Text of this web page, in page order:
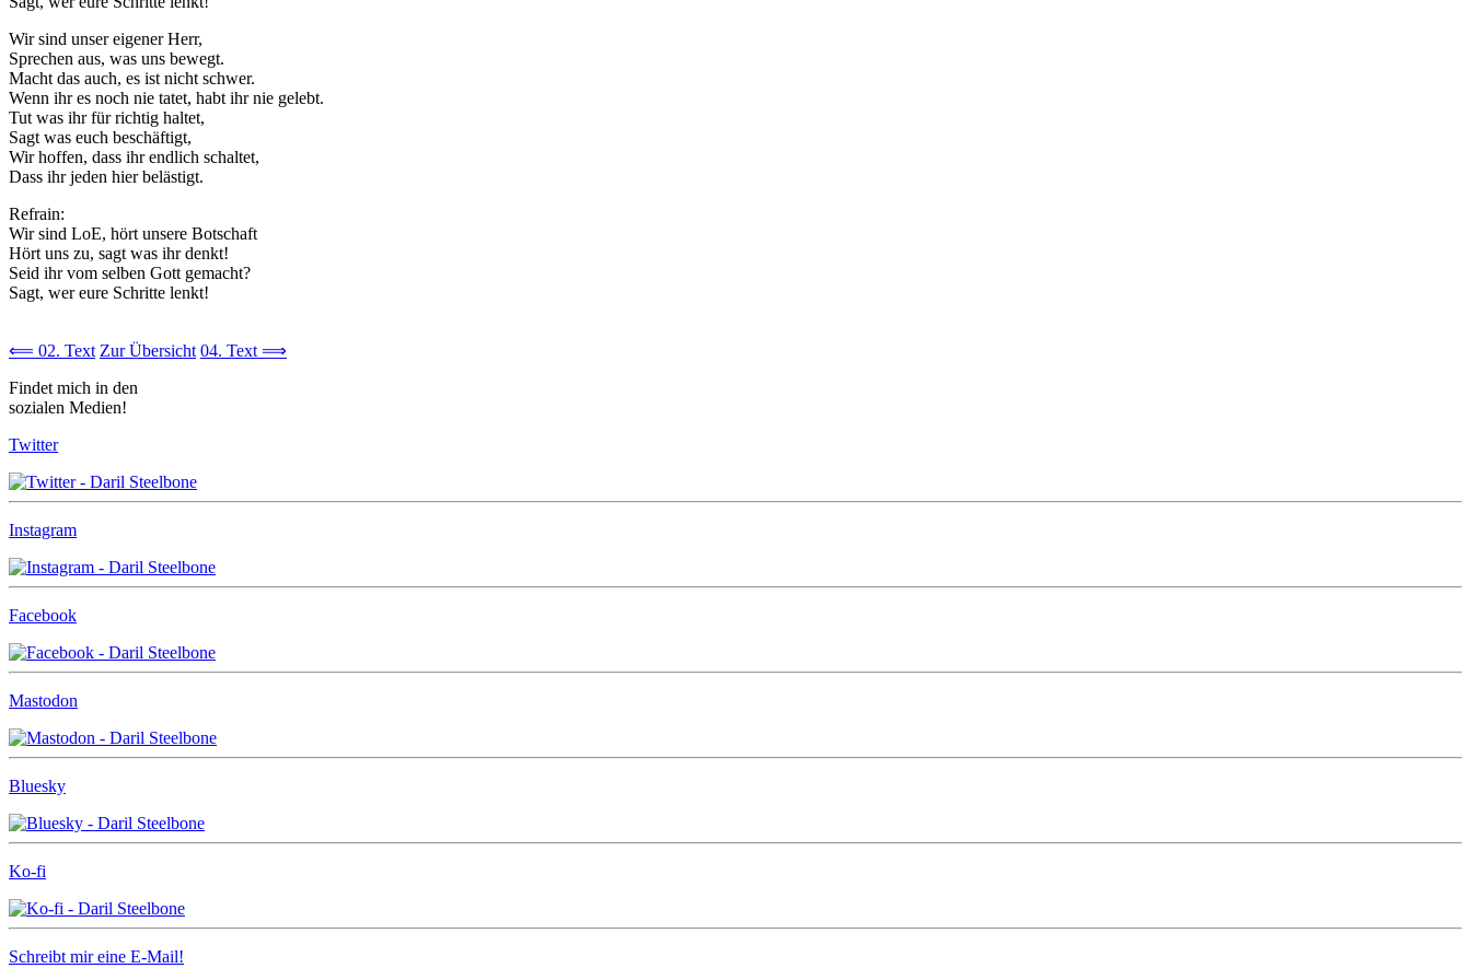
Wir sind unser eigener Herr,
Sprechen aus, was uns bewegt.
Macht das auch, es ist nicht schwer.
Wenn ihr es noch nie tatet, habt ihr nie gelebt.
Tut was ihr für richtig haltet,
Sagt was euch beschäftigt,
Wir hoffen, dass ihr endlich schaltet,
Dass ihr jeden hier belästigt.
Refrain:
Wir sind LoE, hört unsere Botschaft
Hört uns zu, sagt was ihr denkt!
Seid ihr vom selben Gott gemacht?
Sagt, wer eure Schritte lenkt!
⟸ 02. Text Zur Übersicht 04. Text ⟹
Findet mich in den
sozialen Medien!
Twitter
Instagram
Facebook
Mastodon
Bluesky
Ko-fi
Schreibt mir eine E-Mail!